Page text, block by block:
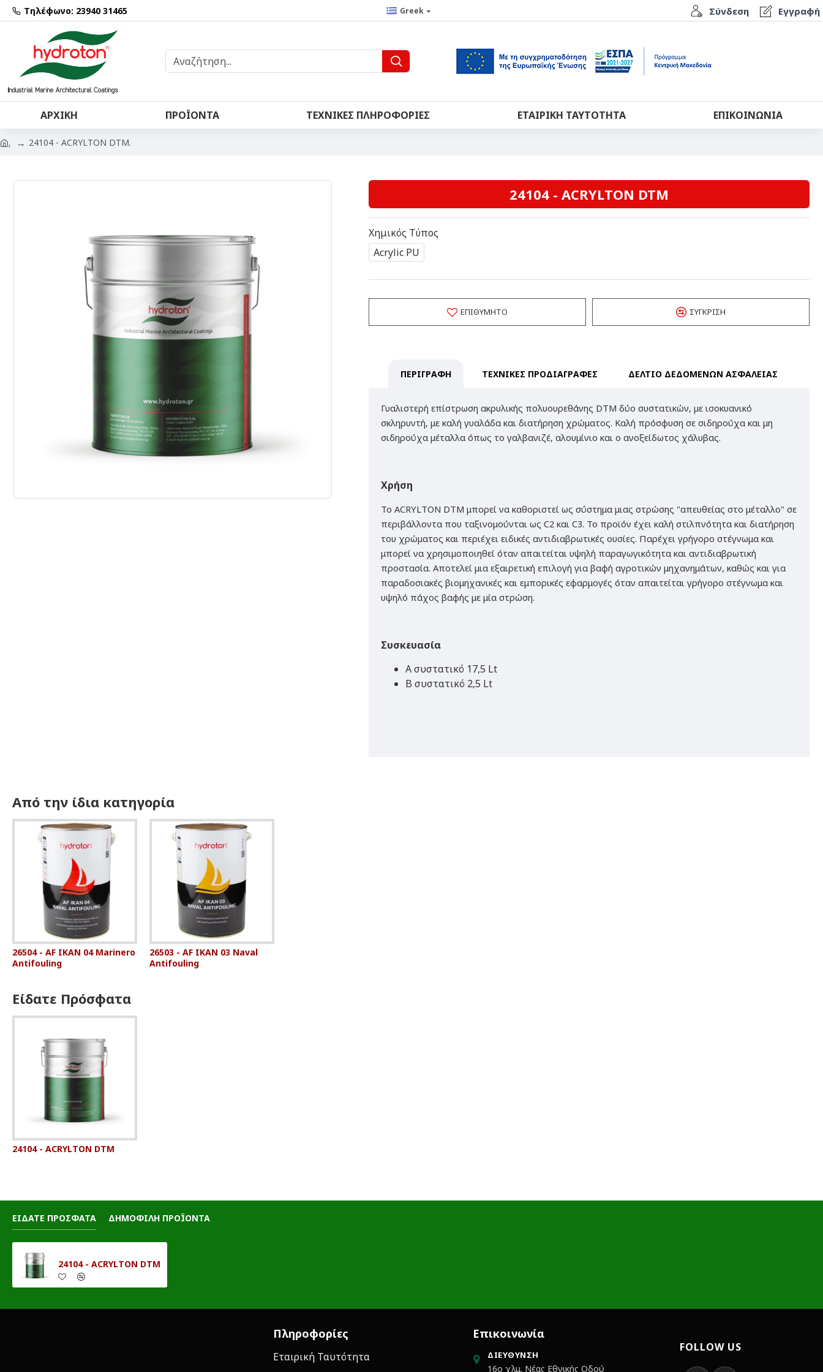
Τηλέφωνο: 23940 31465 Greek Σύνδεση Εγγραφή
ΑΡΧΙΚΉ ΠΡΟΪΌΝΤΑ ΤΕΧΝΙΚΈΣ ΠΛΗΡΟΦΟΡΊΕΣ ΕΤΑΙΡΙΚΉ ΤΑΥΤΌΤΗΤΑ ΕΠΙΚΟΙΝΩΝΊΑ
. 24104 - ACRYLTON DTM.
24104 - ACRYLTON DTM
Χημικός Τύπος
Acrylic PU
ΕΠΙΘΥΜΗΤΌ ΣΎΓΚΡΙΣΗ
ΠΕΡΙΓΡΑΦΗ ΤΕΧΝΙΚΕΣ ΠΡΟΔΙΑΓΡΑΦΕΣ ΔΕΛΤΙΟ ΔΕΔΟΜΕΝΩΝ ΑΣΦΑΛΕΙΑΣ
Γυαλιστερή επίστρωση ακρυλικής πολυουρεθάνης DTM δύο συστατικών, με ισοκυανικό
σκληρυντή, με καλή γυαλάδα και διατήρηση χρώματος. Καλή πρόσφυση σε σιδηρούχα και μη
σιδηρούχα μέταλλα όπως το γαλβανιζέ, αλουμίνιο και ο ανοξείδωτος χάλυβας.
Χρήση
Το ACRYLTON DTM μπορεί να καθοριστεί ως σύστημα μιας στρώσης "απευθείας στο μέταλλο" σε
περιβάλλοντα που ταξινομούνται ως C2 και C3. Το προϊόν έχει καλή στιλπνότητα και διατήρηση
του χρώματος και περιέχει ειδικές αντιδιαβρωτικές ουσίες. Παρέχει γρήγορο στέγνωμα και
μπορεί να χρησιμοποιηθεί όταν απαιτείται υψηλή παραγωγικότητα και αντιδιαβρωτική
προστασία. Αποτελεί μια εξαιρετική επιλογή για βαφή αγροτικών μηχανημάτων, καθώς και για
παραδοσιακές βιομηχανικές και εμπορικές εφαρμογές όταν απαιτείται γρήγορο στέγνωμα και
υψηλό πάχος βαφής με μία στρώση.
Συσκευασία
Α συστατικό 17,5 Lt
Β συστατικό 2,5 Lt
Από την ίδια κατηγορία
26504 - AF IKAN 04 Marinero
Antifouling
26503 - AF IKAN 03 Naval
Antifouling
Είδατε Πρόσφατα
24104 - ACRYLTON DTM
ΕΙΔΑΤΕ ΠΡΟΣΦΑΤΑ ΔΗΜΟΦΙΛΗ ΠΡΟΪΟΝΤΑ
24104 - ACRYLTON DTM
Πληροφορίες
Εταιρική Ταυτότητα
Επικοινωνία
ΔΙΕΎΘΥΝΣΗ
16ο χλμ. Νέας Εθνικής Οδού
FOLLOW US